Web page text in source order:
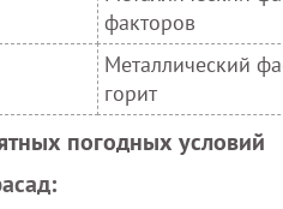
факторов
Металлический
горит
погодных условий